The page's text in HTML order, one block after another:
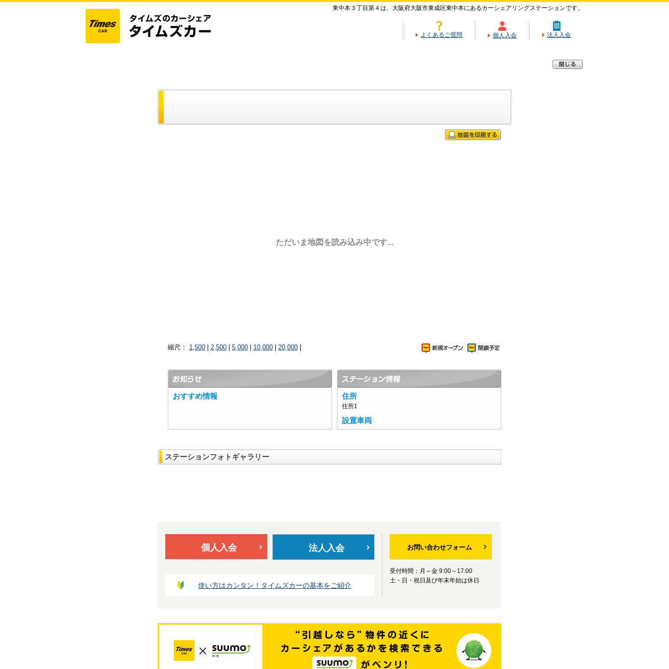
東中本３丁目第４は、大阪府大阪市東成区東中本にあるカーシェアリングステーションです。
よくあるご質問 個人入会 法人入会
ただいま地図を読み込み中です...
縮尺： 1,500 2,500 5,000 10,000 20,000
おすすめ情報 住所
住所1
設置車両
ステーションフォトギャラリー
個人入会 法人入会
使い方はカンタン！タイムズカーの基本をご紹介
お問い合わせフォーム
受付時間：月～金 9:00～17:00
土・日・祝日及び年末年始は休日